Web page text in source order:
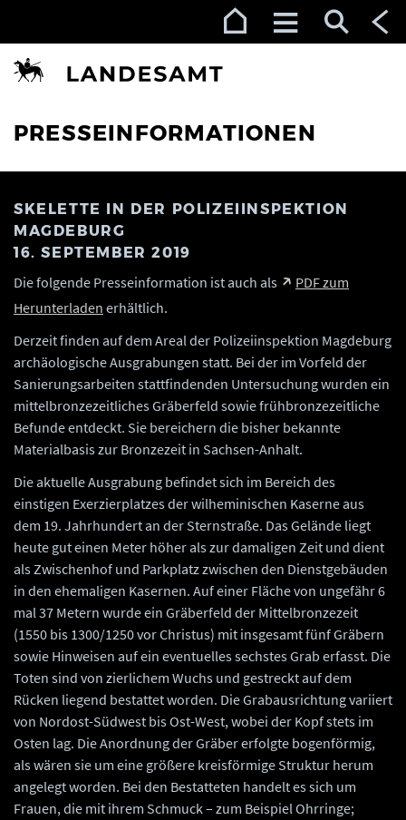
PRESSEINFORMATIONEN
SKELETTE IN DER POLIZEIINSPEKTION
MAGDEBURG
16. SEPTEMBER 2019
Die folgende Presseinformation ist auch als
PDF zum
Herunterladen erhältlich.
Derzeit finden auf dem Areal der Polizeiinspektion Magdeburg
archäologische Ausgrabungen statt. Bei der im Vorfeld der
Sanierungsarbeiten stattfindenden Untersuchung wurden ein
mittelbronzezeitliches Gräberfeld sowie frühbronzezeitliche
Befunde entdeckt. Sie bereichern die bisher bekannte
Materialbasis zur Bronzezeit in Sachsen-Anhalt.
Die aktuelle Ausgrabung befindet sich im Bereich des
einstigen Exerzierplatzes der wilheminischen Kaserne aus
dem 19. Jahrhundert an der Sternstraße. Das Gelände liegt
heute gut einen Meter höher als zur damaligen Zeit und dient
als Zwischenhof und Parkplatz zwischen den Dienstgebäuden
in den ehemaligen Kasernen. Auf einer Fläche von ungefähr 6
mal 37 Metern wurde ein Gräberfeld der Mittelbronzezeit
(1550 bis 1300/1250 vor Christus) mit insgesamt fünf Gräbern
sowie Hinweisen auf ein eventuelles sechstes Grab erfasst. Die
Toten sind von zierlichem Wuchs und gestreckt auf dem
Rücken liegend bestattet worden. Die Grabausrichtung variiert
von Nordost-Südwest bis Ost-West, wobei der Kopf stets im
Osten lag. Die Anordnung der Gräber erfolgte bogenförmig,
als wären sie um eine größere kreisförmige Struktur herum
angelegt worden. Bei den Bestatteten handelt es sich um
Frauen, die mit ihrem Schmuck – zum Beispiel Ohrringe;